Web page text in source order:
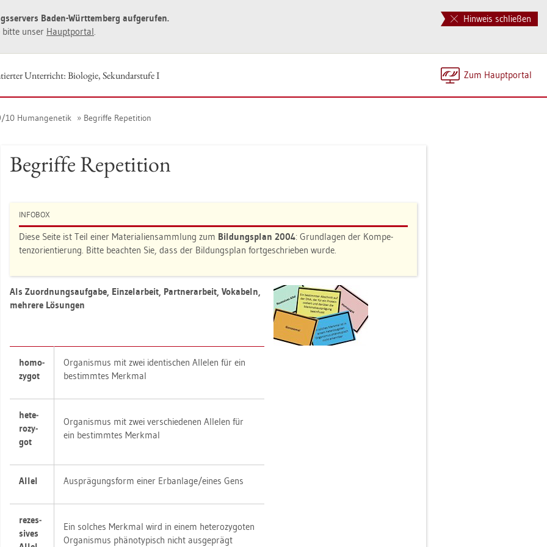
Hinweis schließen
Baden-Würt­tem­berg auf­ge­ru­fen.
bitte unser Haupt­por­tal.
Zum Haupt­por­tal
Un­ter­richt: Bio­lo­gie, Se­kun­dar­stu­fe I
10 Hu­man­ge­ne­tik Be­grif­fe Re­pe­ti­ti­on
Be­grif­fe Re­pe­ti­ti­on
IN­FO­BOX
Diese Seite ist Teil einer Ma­te­ria­li­en­samm­lung zum Bil­dungs­plan 2004: Grund­la­gen der Kom­pe­
tenz­ori­en­tie­rung. Bitte be­ach­ten Sie, dass der Bil­dungs­plan fort­ge­schrie­ben wurde.
Als Zu­ord­nungs­auf­ga­be, Ein­zel­ar­beit, Part­ner­ar­beit, Vo­ka­beln,
meh­re­re Lö­sun­gen
ho­mo­
zy­got
Or­ga­nis­mus mit zwei iden­ti­schen Al­le­len für ein
be­stimm­tes Merk­mal
he­te­
ro­zy­
got
Or­ga­nis­mus mit zwei ver­schie­de­nen Al­le­len für
ein be­stimm­tes Merk­mal
Allel Aus­prä­gungs­form einer Erb­an­la­ge/eines Gens
re­zes­
si­ves
Ein sol­ches Merk­mal wird in einem he­te­ro­zy­go­ten
Or­ga­nis­mus phä­no­ty­pisch nicht aus­ge­prägt